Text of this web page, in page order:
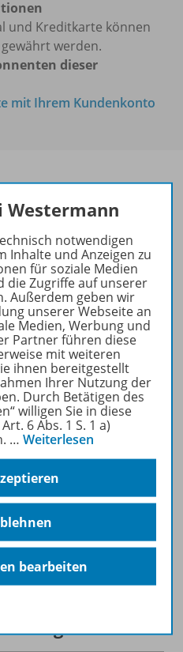
und Kreditkarte können
werden.
dieser
mit Ihrem Kundenkonto
Magazin für
zu den
Seiten der GR:
den Abo-Angeboten
Zeitschriftenkiosk
Online-Archiv
zur Zeitschrift
Ausgabe
notwendigen
Inhalte und Anzeigen zu
für soziale Medien
die Zugriffe auf unserer
Außerdem geben wir
unserer Webseite an
Medien, Werbung und
Partner führen diese
mit weiteren
ihnen bereitgestellt
Ihrer Nutzung der
Durch Betätigen des
willigen Sie in diese
6 Abs. 1 S. 1 a)
… Weiterlesen
bearbeiten